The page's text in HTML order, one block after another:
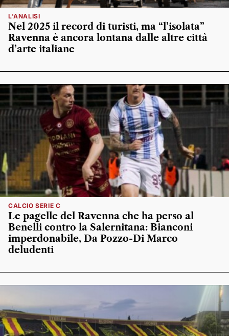
L'ANALISI
Nel 2025 il record di turisti, ma “l’isolata”
Ravenna è ancora lontana dalle altre città
d’arte italiane
CALCIO SERIE C
Le pagelle del Ravenna che ha perso al
Benelli contro la Salernitana: Bianconi
imperdonabile, Da Pozzo-Di Marco
deludenti